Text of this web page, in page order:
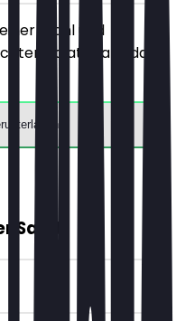
Wahl und
Salat gratis dazu.
Salat